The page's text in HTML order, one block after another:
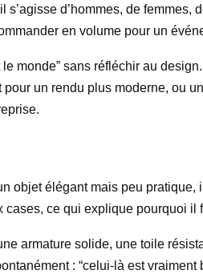
d’hommes, de
en volume pour un
monde” sans réfléchir au
un rendu plus moderne, ou
objet élégant mais peu
ce qui explique pourquoi
armature solide, une toile
: “celui-là est vraiment